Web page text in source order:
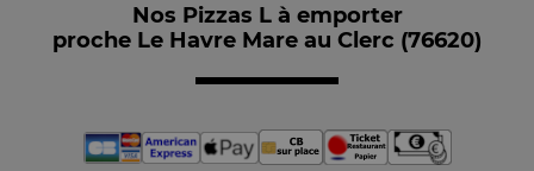
Nos Pizzas L à emporter
proche Le Havre Mare au Clerc (76620)